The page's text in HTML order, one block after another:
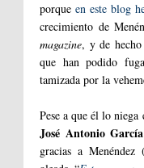
porque en este blog
crecimiento de
magazine, y de
que han podido
tamizada por la
Pese a que él lo
José Antonio García
gracias a